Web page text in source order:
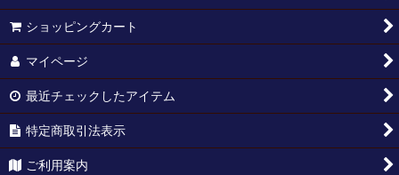
POPEYE
流行通信
オートスポーツ/AUTO SPORT
ベースボールマガジン
ショッピングカート
マイページ
最近チェックしたアイテム
特定商取引法表示
ご利用案内